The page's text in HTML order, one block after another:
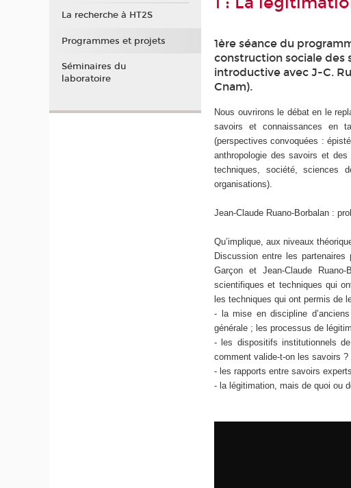
1ère séance du
construction sociale des
introductive avec J-C.
Cnam).
Nous ouvrirons le débat en le
savoirs et connaissances en
(perspectives convoquées :
anthropologie des savoirs et
techniques, société, sciences
organisations).
Jean-Claude Ruano-Borbalan :
Qu’implique, aux niveaux
Discussion entre les partenaires
Garçon et Jean-Claude
scientifiques et techniques qui
les techniques qui ont permis de
- la mise en discipline
générale ; les processus de
- les dispositifs institutionnels
comment valide-t-on les savoirs ?
- les rapports entre savoirs
- la légitimation, mais de quoi ou
La recherche à HT2S
Programmes et projets
Séminaires du
laboratoire